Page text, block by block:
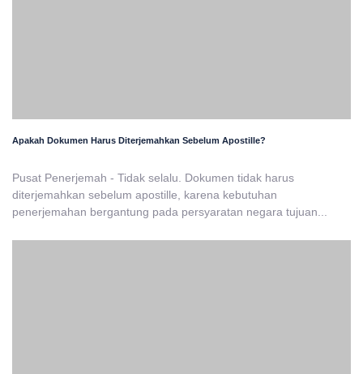
Apakah Dokumen Harus Diterjemahkan Sebelum Apostille?
Pusat Penerjemah - Tidak selalu. Dokumen tidak harus
diterjemahkan sebelum apostille, karena kebutuhan
penerjemahan bergantung pada persyaratan negara tujuan...